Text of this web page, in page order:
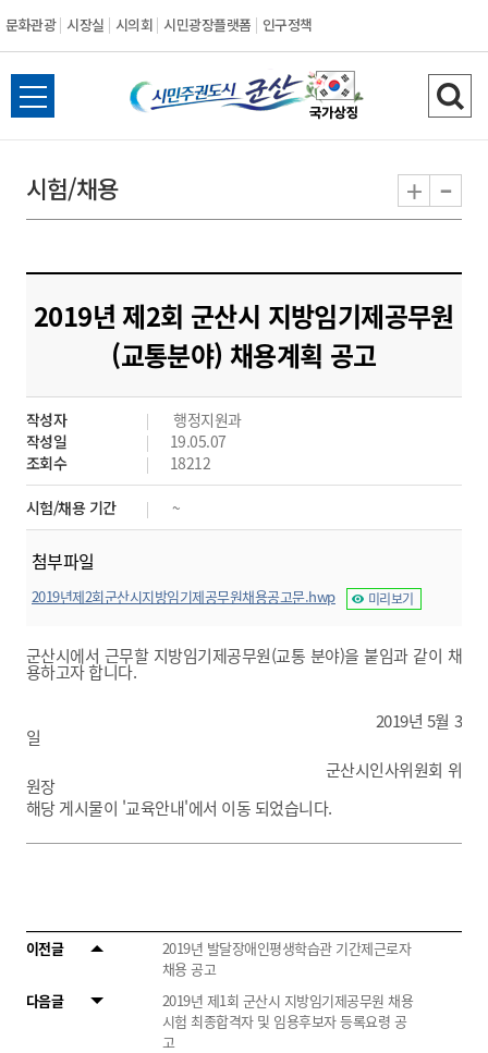
문화관광 시장실 시의회 시민광장플랫폼 인구정책
시
민
도
시
군
산
전
체
뉴
열
검
색
기
시험/채용 + -
2019년 제2회 군산시 지방임기제공무원
(교통분야) 채용계획 공고
작성자
행정지원과
작성일
19.05.07
조회수
18212
시험/채용 기간 ~
첨부파일
2019년제2회군산시지방임기제공무원채용공고문.hwp 미리보기
군산시에서 근무할 지방임기제공무원(교통 분야)을 붙임과 같이 채
용하고자 합니다.
2019년 5월 3
일
군산시인사위원회 위
원장
해당 게시물이 '교육안내'에서 이동 되었습니다.
이전글
2019년 발달장애인평생학습관 기간제근로자
채용 공고
다음글
2019년 제1회 군산시 지방임기제공무원 채용
시험 최종합격자 및 임용후보자 등록요령 공
고